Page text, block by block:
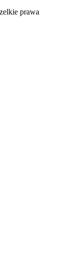
prawa